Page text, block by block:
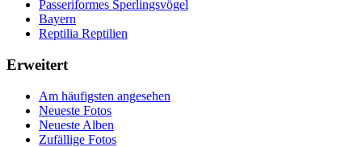
Passeriformes Sperlingsvögel
Bayern
Reptilia Reptilien
Erweitert
Am häufigsten angesehen
Neueste Fotos
Neueste Alben
Zufällige Fotos